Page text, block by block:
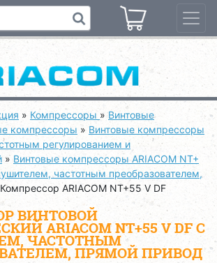
» Компрессоры » Винтовые
компрессоры » Винтовые компрессоры
регулированием и
» Винтовые компрессоры ARIACOM NT+
частотным преобразователем,
Компрессор ARIACOM NT+55 V DF
ВИНТОВОЙ
ARIACOM NT+55 V DF С
ЧАСТОТНЫМ
ПРЯМОЙ ПРИВОД